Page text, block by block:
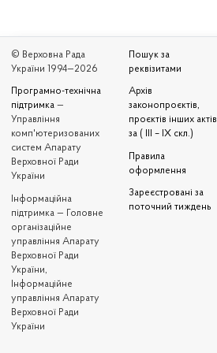
© Верховна Рада
України 1994—2026
Програмно-технічна
підтримка —
Управління
комп'ютеризованих
систем Апарату
Верховної Ради
України
Iнформаційна
підтримка — Головне
організаційне
управління Апарату
Верховної Ради
України,
Інформаційне
управління Апарату
Верховної Ради
України
Пошук за
реквізитами
Архів
законопроєктів,
проєктів інших актів
за ( III – IX скл.)
Правила
оформлення
Зареєстровані за
поточний тиждень